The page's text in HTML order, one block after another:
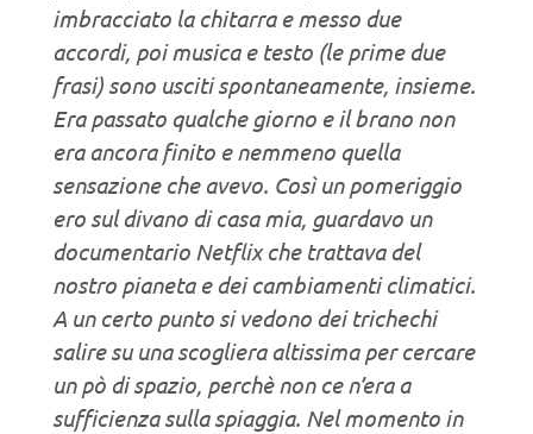
imbracciato la chitarra e messo due
accordi, poi musica e testo (le prime due
frasi) sono usciti spontaneamente, insieme.
Era passato qualche giorno e il brano non
era ancora finito e nemmeno quella
sensazione che avevo. Così un pomeriggio
ero sul divano di casa mia, guardavo un
documentario Netflix che trattava del
nostro pianeta e dei cambiamenti climatici.
A un certo punto si vedono dei trichechi
salire su una scogliera altissima per cercare
un pò di spazio, perchè non ce n’era a
sufficienza sulla spiaggia. Nel momento in